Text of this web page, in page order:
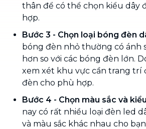
thân để có thể chọn kiểu dây
hợp.
Bước 3 - Chọn loại bóng đèn
bóng đèn nhỏ thường có ánh
hơn so với các bóng đèn lớn.
xem xét khu vực cần trang trí
đèn cho phù hợp.
Bước 4 - Chọn màu sắc và
nay có rất nhiều loại đèn led
và màu sắc khác nhau cho